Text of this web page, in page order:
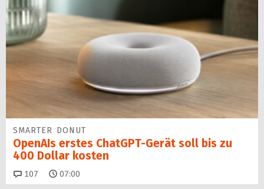
SMARTER DONUT
OpenAIs erstes ChatGPT-Gerät soll bis zu
400 Dollar kosten
107 Kommentare
07:00